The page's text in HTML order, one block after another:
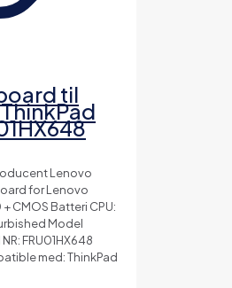
til
Lenovo
for Lenovo
CMOS Batteri CPU:
Model
FRU01HX648
med: ThinkPad